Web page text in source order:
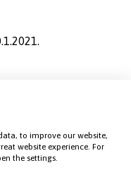
to improve our website,
website experience. For
the settings.